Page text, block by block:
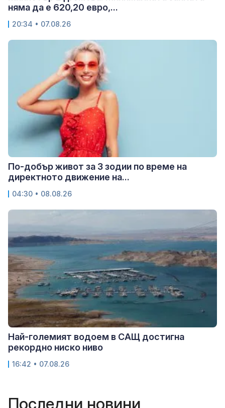
няма да е 620,20 евро,...
20:34 • 07.08.26
По-добър живот за 3 зодии по време на
директното движение на...
04:30 • 08.08.26
Най-големият водоем в САЩ достигна
рекордно ниско ниво
16:42 • 07.08.26
Последни новини